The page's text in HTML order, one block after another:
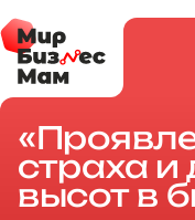
страха и
высот в